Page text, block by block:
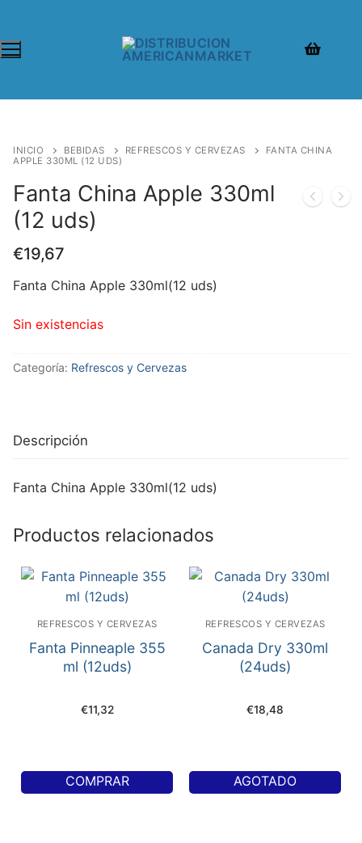
INICIO BEBIDAS REFRESCOS Y CERVEZAS
FANTA CHINA
APPLE 330ML (12 UDS)
Fanta China Apple 330ml
(12 uds)
€19,67
Fanta China Apple 330ml(12 uds)
Sin existencias
Categoría: Refrescos y Cervezas
Descripción
Fanta China Apple 330ml(12 uds)
Productos relacionados
REFRESCOS Y CERVEZAS
Fanta Pinneaple 355
ml (12uds)
€11,32
COMPRAR
REFRESCOS Y CERVEZAS
Canada Dry 330ml
(24uds)
€18,48
AGOTADO